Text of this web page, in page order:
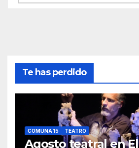
Te has perdido
COMUNA 15 TEATRO
Agosto teatral en El